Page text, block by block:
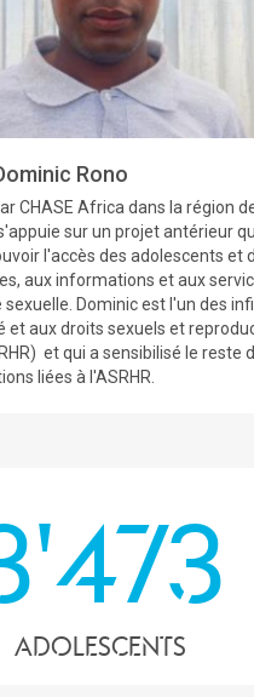
Rono
CHASE Africa dans la région
sur un projet antérieur
l'accès des adolescents et
aux informations et aux
Dominic est l'un des
et aux droits sexuels et
et qui a sensibilisé le reste
liées à l'ASRHR.
Adolescents